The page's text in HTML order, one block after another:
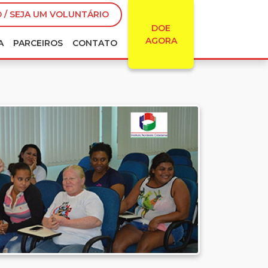
/ SEJA UM VOLUNTÁRIO
DOE
AGORA
PARCEIROS CONTATO